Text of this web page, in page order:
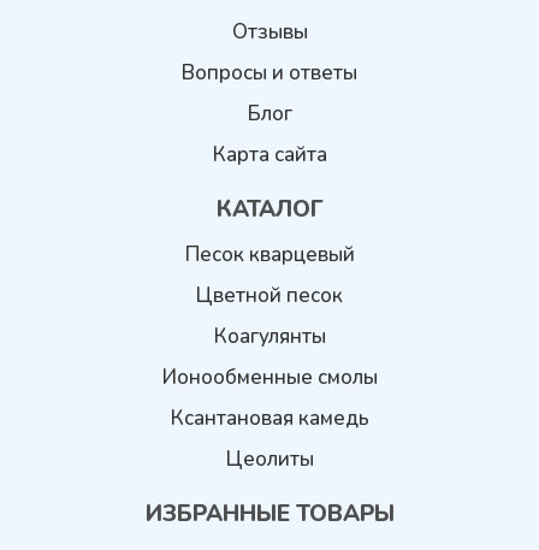
Отзывы
Вопросы и ответы
Блог
Карта сайта
КАТАЛОГ
Песок кварцевый
Цветной песок
Коагулянты
Ионообменные смолы
Ксантановая камедь
Цеолиты
ИЗБРАННЫЕ ТОВАРЫ